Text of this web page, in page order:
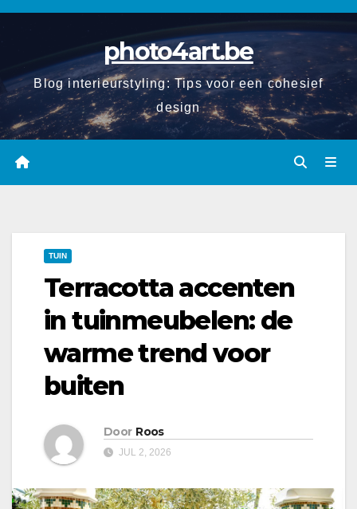
Spring
inhoud
photo4art.be
Blog interieurstyling: Tips voor een cohesief
design
TUIN
Terracotta accenten
in tuinmeubelen: de
warme trend voor
buiten
Door Roos
JUL 2, 2026